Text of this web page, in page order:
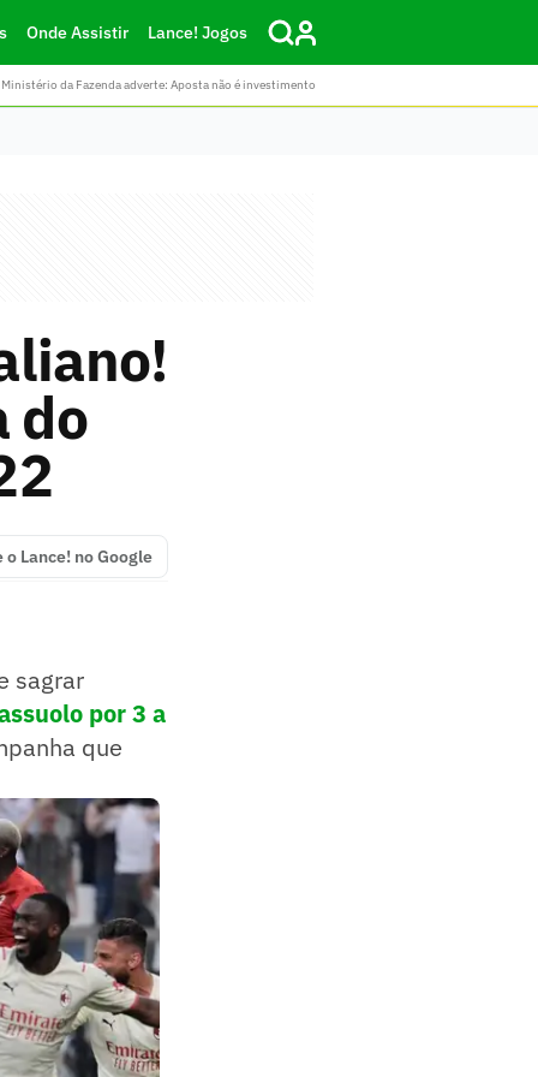
Onde Assistir Lance! Jogos
da Fazenda adverte: Aposta não é investimento
do
o Lance! no Google
sagrar
por 3 a
que